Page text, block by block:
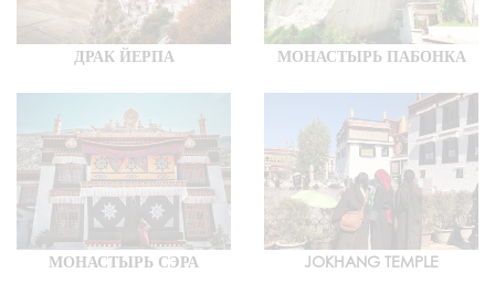
ДРАК ЙЕРПА МОНАСТЫРЬ ПАБОНКА
МОНАСТЫРЬ СЭРА JOKHANG TEMPLE